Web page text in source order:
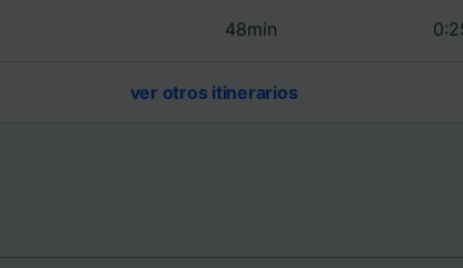
48min
ver otros itinerarios